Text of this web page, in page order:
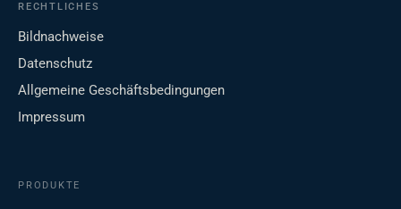
RECHTLICHES
Bildnachweise
Datenschutz
Allgemeine Geschäftsbedingungen
Impressum
PRODUKTE